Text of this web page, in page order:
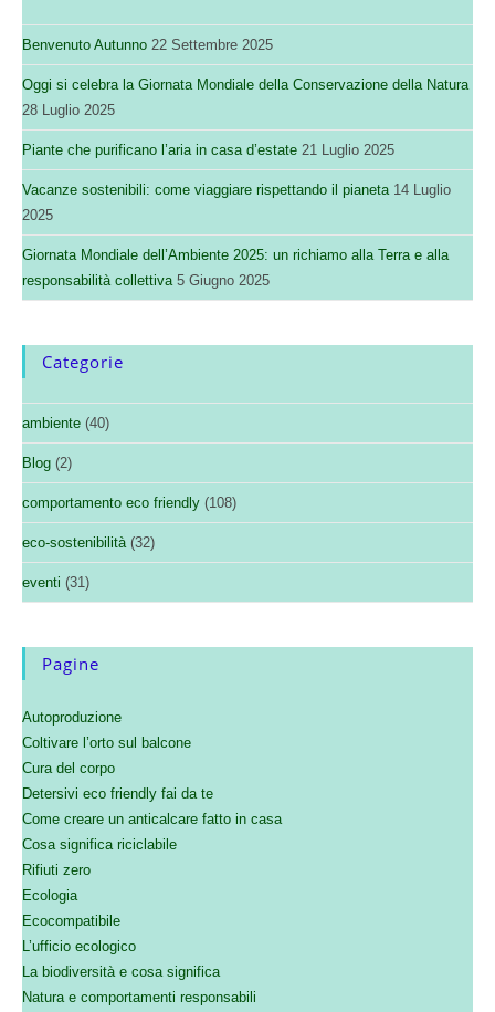
Benvenuto Autunno 22 Settembre 2025
Oggi si celebra la Giornata Mondiale della Conservazione della Natura
28 Luglio 2025
Piante che purificano l’aria in casa d’estate 21 Luglio 2025
Vacanze sostenibili: come viaggiare rispettando il pianeta 14 Luglio
2025
Giornata Mondiale dell’Ambiente 2025: un richiamo alla Terra e alla
responsabilità collettiva 5 Giugno 2025
Categorie
ambiente (40)
Blog (2)
comportamento eco friendly (108)
eco-sostenibilità (32)
eventi (31)
Pagine
Autoproduzione
Coltivare l’orto sul balcone
Cura del corpo
Detersivi eco friendly fai da te
Come creare un anticalcare fatto in casa
Cosa significa riciclabile
Rifiuti zero
Ecologia
Ecocompatibile
L’ufficio ecologico
La biodiversità e cosa significa
Natura e comportamenti responsabili